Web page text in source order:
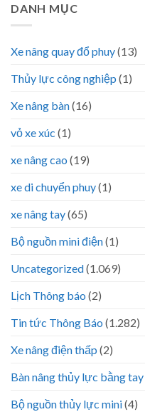
DANH MỤC
Xe nâng quay đổ phuy(13)
Thủy lực công nghiệp (1)
Xe nâng bàn(16)
vỏ xe xúc (1)
xe nâng cao (19)
xe di chuyển phuy(1)
xe nâng tay(65)
Bộ nguồn mini điện(1)
Uncategorized(1.069)
Lịch Thông báo (2)
Tin tức Thông Báo (1.282)
Xe nâng điện thấp (2)
Bàn nâng thủy lực bằng tay
Bộ nguồn thủy lực mini(4)